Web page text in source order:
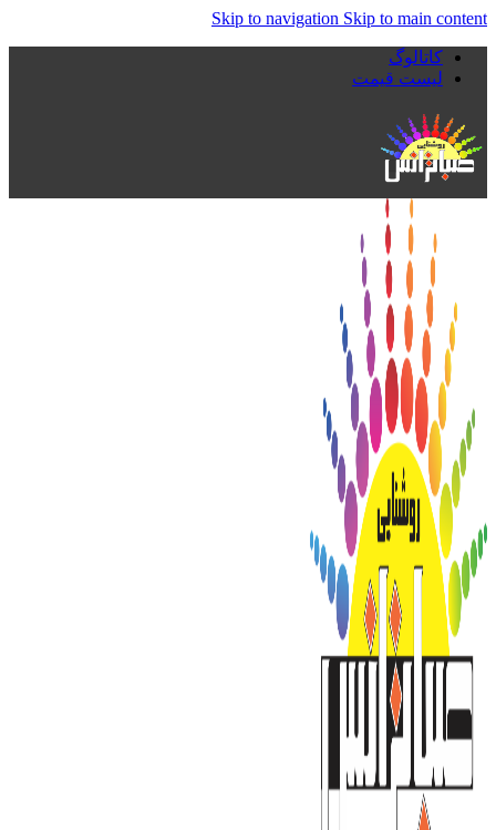
Skip to navigation Skip to main content
کاتالوگ
لیست قیمت